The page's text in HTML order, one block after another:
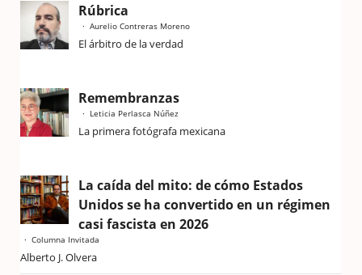
Rúbrica
Aurelio Contreras Moreno
El árbitro de la verdad
Remembranzas
Leticia Perlasca Núñez
La primera fotógrafa mexicana
La caída del mito: de cómo Estados
Unidos se ha convertido en un régimen
casi fascista en 2026
Columna Invitada
Alberto J. Olvera